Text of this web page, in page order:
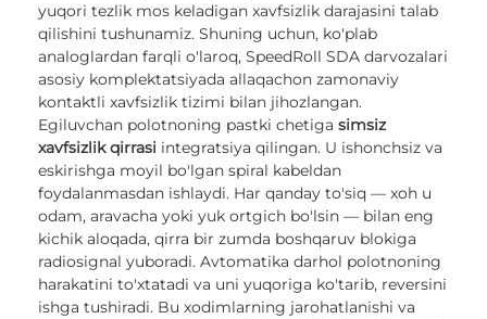
yuqori tezlik mos keladigan xavfsizlik darajasini talab
qilishini tushunamiz. Shuning uchun, ko'plab
analoglardan farqli o'laroq, SpeedRoll SDA darvozalari
asosiy komplektatsiyada allaqachon zamonaviy
kontaktli xavfsizlik tizimi bilan jihozlangan.
Egiluvchan polotnoning pastki chetiga simsiz
xavfsizlik qirrasi integratsiya qilingan. U ishonchsiz va
eskirishga moyil bo'lgan spiral kabeldan
foydalanmasdan ishlaydi. Har qanday to'siq — xoh u
odam, aravacha yoki yuk ortgich bo'lsin — bilan eng
kichik aloqada, qirra bir zumda boshqaruv blokiga
radiosignal yuboradi. Avtomatika darhol polotnoning
harakatini to'xtatadi va uni yuqoriga ko'tarib, reversini
ishga tushiradi. Bu xodimlarning jarohatlanishi va